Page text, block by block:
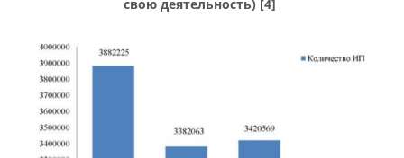
свою деятельность) [4]